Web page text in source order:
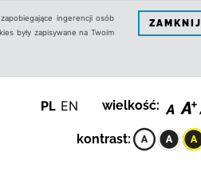
ingerencji osób
były zapisywane na Twoim
ZAMKNIJ
PL EN wielkość:
kontrast: